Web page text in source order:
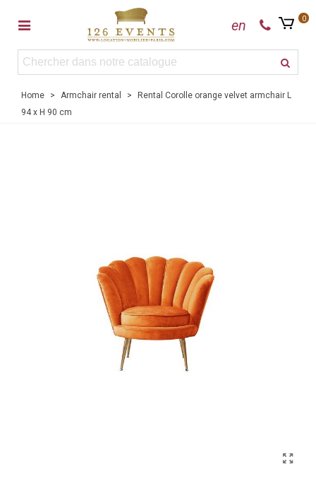
en 0
Home > Armchair rental >
Rental Corolle orange velvet armchair L
94 x H 90 cm